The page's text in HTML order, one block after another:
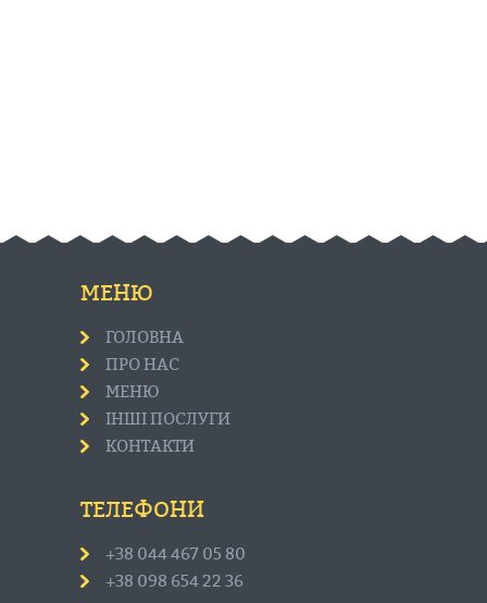
МЕНЮ
ГОЛОВНА
ПРО НАС
МЕНЮ
ІНШІ ПОСЛУГИ
КОНТАКТИ
ТЕЛЕФОНИ
+38 044 467 05 80
+38 098 654 22 36